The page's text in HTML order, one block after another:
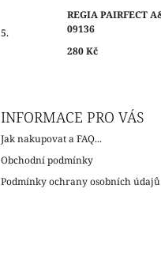
REGIA PAIRFECT
09136
280 Kč
INFORMACE PRO VÁS
Jak nakupovat a FAQ...
Obchodní podmínky
Podmínky ochrany osobních údajů